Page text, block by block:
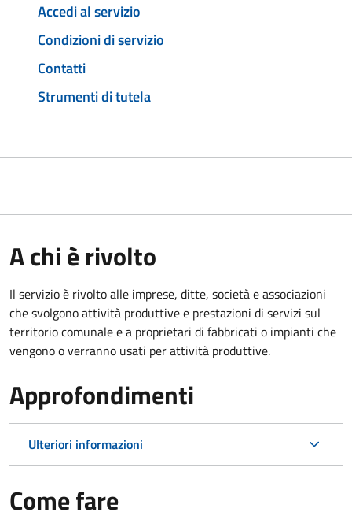
Accedi al servizio
Condizioni di servizio
Contatti
Strumenti di tutela
A chi è rivolto
Il servizio è rivolto alle imprese, ditte, società e associazioni
che svolgono attività produttive e prestazioni di servizi sul
territorio comunale e a proprietari di fabbricati o impianti che
vengono o verranno usati per attività produttive.
Approfondimenti
Ulteriori informazioni
Come fare